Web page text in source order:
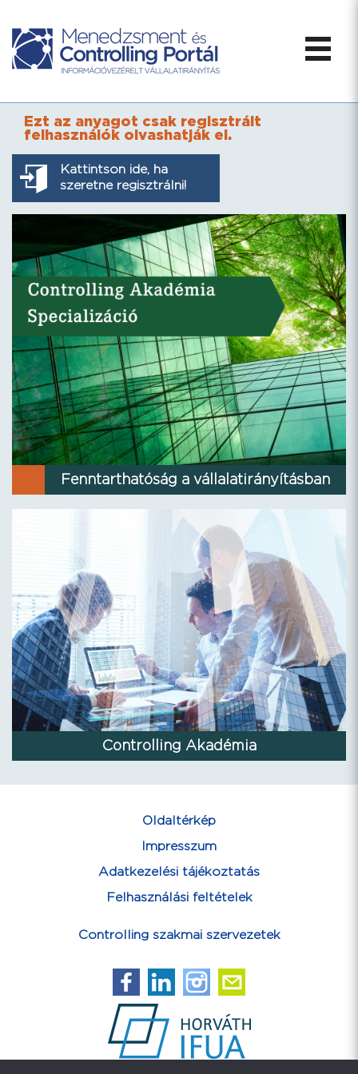
Ezt az anyagot csak regisztrált
felhasználók olvashatják el.
Kattintson ide, ha
szeretne regisztrálni!
Fenntarthatóság a vállalatirányításban
Controlling Akadémia
Oldaltérkép
Impresszum
Adatkezelési tájékoztatás
Felhasználási feltételek
Controlling szakmai szervezetek